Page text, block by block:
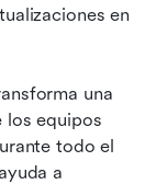
en
una
los equipos
todo el
a